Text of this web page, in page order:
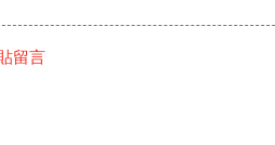
留言